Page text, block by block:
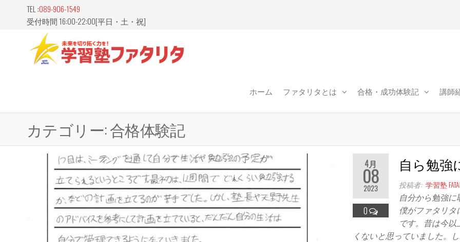
TEL :089-906-1549
受付時間 16:00-22:00[平日・土・祝]
FATALITA(フ
ホーム ファタリタとは 合格・成功体験記 講師
カテゴリー:合格体験記
4月
08
2023
0
自ら勉強
投稿者: 学習塾
自分から勉強
僕がファタリタ
です。昔は今
くないと思っていました。